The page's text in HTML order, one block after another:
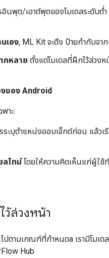
อินพุต/เอาต์พุตของโมเดลระดับ
เอง, ML Kit จะดึง ป้ายกำกับจา
กหลาย ตั้งแต่โมเดลที่ฝึกไว้ล่วง
ของ Android
าะ:
ระบุตำแหน่งออบเจ็กต์ก่อน แล้ว
ลไทม์โดยให้ความคิดเห็นแก่ผู้ใช้
ว้ล่วงหน้า
ไปตามเกณฑ์ที่กำหนดa เรามีโมเ
Hub